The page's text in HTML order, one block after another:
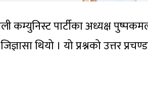
कम्युनिस्ट पार्टीका अध्यक्ष
थियो । यो प्रश्नको उत्तर